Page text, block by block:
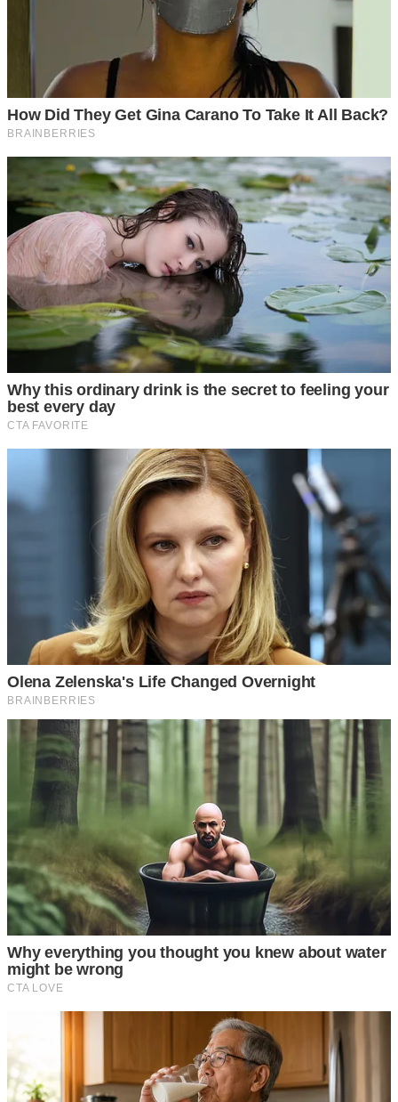
ผิวหน้าที่สวยมีสุขภาพดี นอกจากจะต้องคอยทะนุถนอมดูแลเป็น
อย่ า งดีแล้ว เราต้องพร้อมที่จะแก้ไขเมื่อมีปัญหาเกิดขึ้นด้วย
เพราะบางอย่ า งจะเกิดเป็นปัญหาเรื้อรัง หากไม่ได้รับการแก้ไข
อย่ า งถูกต้อง และด้วยวิธีรัก ษ า ง่ายๆดังที่กล่าวมา จะทำให้เรา
สามารถรัก ษ า ปัญหาบนใบหน้าได้หมด อีกทั้งยังช่วยปรับสภาพ
ผิวให้นุ่ม ขาวกระจ่างใสได้มากยิ่งขึ้น
ขอขอบคุณที่มา Postsod